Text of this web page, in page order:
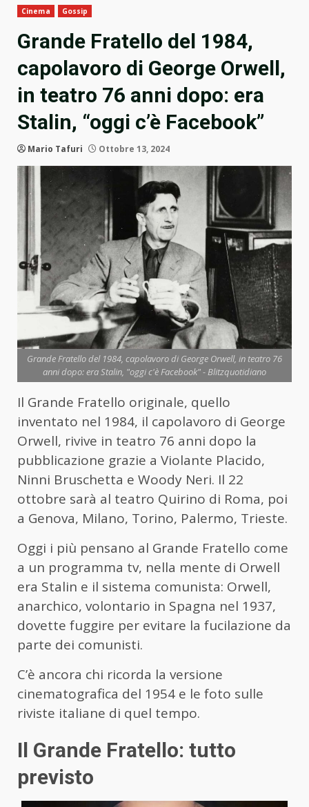
Cinema Gossip
Grande Fratello del 1984,
capolavoro di George Orwell,
in teatro 76 anni dopo: era
Stalin, “oggi c’è Facebook”
Mario Tafuri Ottobre 13, 2024
Grande Fratello del 1984, capolavoro di George Orwell, in teatro 76
anni dopo: era Stalin, "oggi c'è Facebook" - Blitzquotidiano
Il Grande Fratello originale, quello
inventato nel 1984, il capolavoro di George
Orwell, rivive in teatro 76 anni dopo la
pubblicazione grazie a Violante Placido,
Ninni Bruschetta e Woody Neri. Il 22
ottobre sarà al teatro Quirino di Roma, poi
a Genova, Milano, Torino, Palermo, Trieste.
Oggi i più pensano al Grande Fratello come
a un programma tv, nella mente di Orwell
era Stalin e il sistema comunista: Orwell,
anarchico, volontario in Spagna nel 1937,
dovette fuggire per evitare la fucilazione da
parte dei comunisti.
C’è ancora chi ricorda la versione
cinematografica del 1954 e le foto sulle
riviste italiane di quel tempo.
Il Grande Fratello: tutto
previsto